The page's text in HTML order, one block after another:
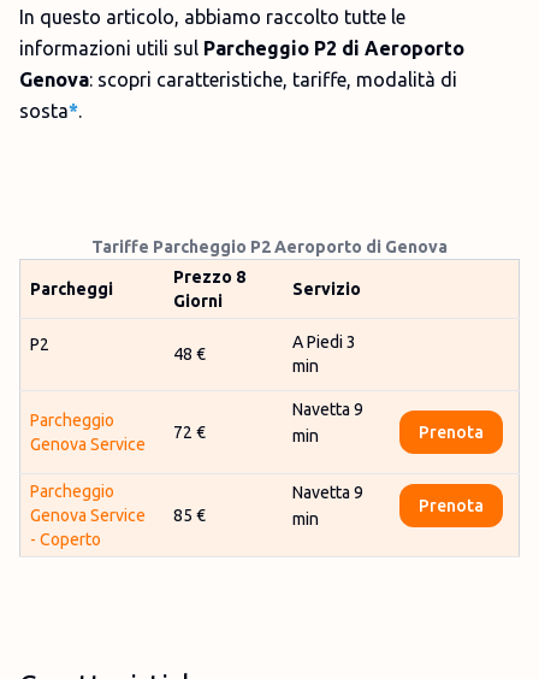
In questo articolo, abbiamo raccolto tutte le
informazioni utili sul Parcheggio P2 di Aeroporto
Genova: scopri caratteristiche, tariffe, modalità di
sosta*.
Tariffe Parcheggio P2 Aeroporto di Genova
Parcheggi
Prezzo 8
Giorni
Servizio
P2 48 €
A Piedi 3
min
Parcheggio
Genova Service
72 €
Navetta 9
min
Prenota
Parcheggio
Genova Service
- Coperto
85 €
Navetta 9
min
Prenota